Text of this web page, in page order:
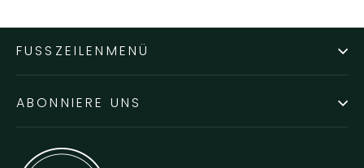
FUSSZEILENMENÜ
ABONNIERE UNS